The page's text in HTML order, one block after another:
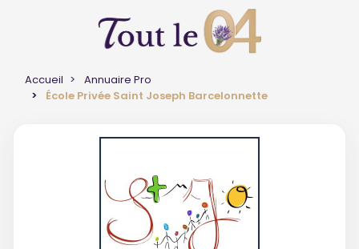
Accueil
Annuaire Pro
École Privée Saint Joseph Barcelonnette